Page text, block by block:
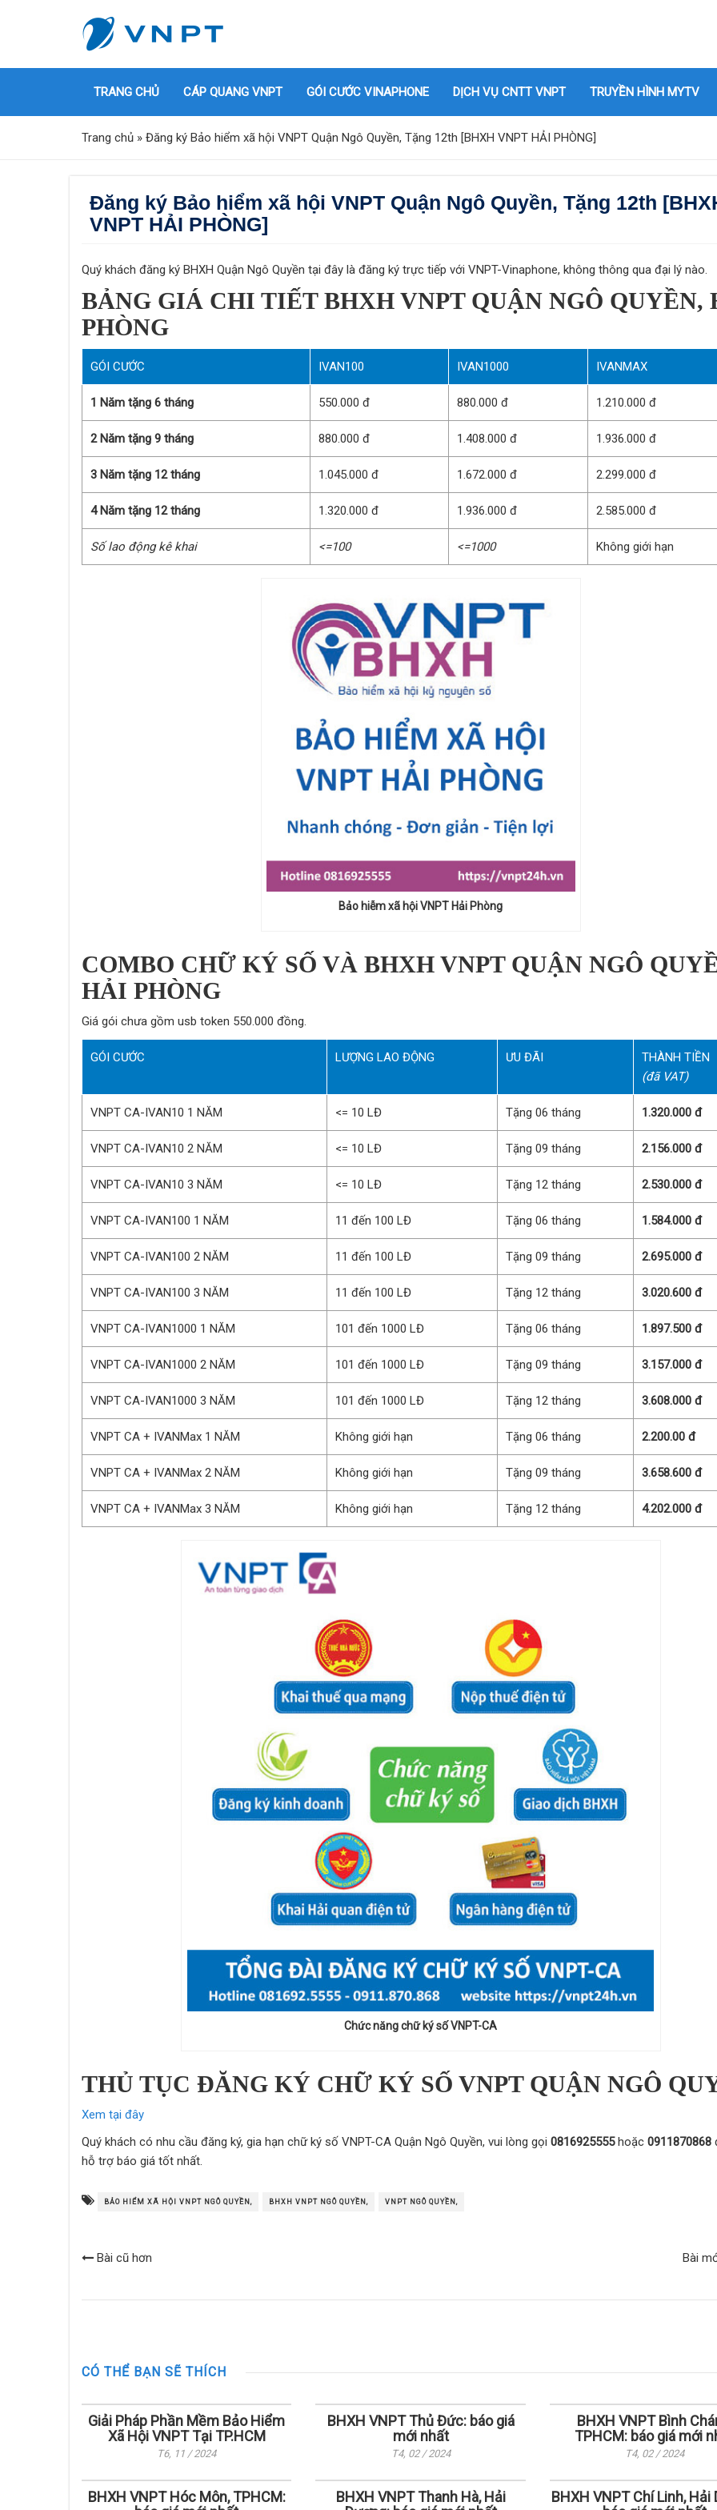
TRANG CHỦ CÁP QUANG VNPT GÓI CƯỚC VINAPHONE DỊCH VỤ CNTT VNPT TRUYỀN HÌNH MYTV
Trang chủ » Đăng ký Bảo hiểm xã hội VNPT Quận Ngô Quyền, Tặng 12th [BHXH VNPT HẢI PHÒNG]
Đăng ký Bảo hiểm xã hội VNPT Quận Ngô Quyền, Tặng 12th
VNPT HẢI PHÒNG]
Quý khách đăng ký BHXH Quận Ngô Quyền tại đây là đăng ký trực tiếp với VNPT-Vinaphone, không thông qua đại lý nào.
BẢNG GIÁ CHI TIẾT BHXH VNPT QUẬN NGÔ QUYỀN,
PHÒNG
GÓI CƯỚC IVAN100 IVAN1000 IVANMAX
1 Năm tặng 6 tháng 550.000 đ 880.000 đ 1.210.000 đ
2 Năm tặng 9 tháng 880.000 đ 1.408.000 đ 1.936.000 đ
3 Năm tặng 12 tháng 1.045.000 đ 1.672.000 đ 2.299.000 đ
4 Năm tặng 12 tháng 1.320.000 đ 1.936.000 đ 2.585.000 đ
Số lao động kê khai <=100 <=1000 Không giới hạn
Bảo hiễm xã hội VNPT Hải Phòng
COMBO CHỮ KÝ SỐ VÀ BHXH VNPT QUẬN NGÔ
HẢI PHÒNG
Giá gói chưa gồm usb token 550.000 đồng.
GÓI CƯỚC LƯỢNG LAO ĐỘNG ƯU ĐÃI
THÀNH TIỀN
(đã VAT)
VNPT CA-IVAN10 1 NĂM <= 10 LĐ Tặng 06 tháng 1.320.000 đ
VNPT CA-IVAN10 2 NĂM <= 10 LĐ Tặng 09 tháng 2.156.000 đ
VNPT CA-IVAN10 3 NĂM <= 10 LĐ Tặng 12 tháng 2.530.000 đ
VNPT CA-IVAN100 1 NĂM 11 đến 100 LĐ Tặng 06 tháng 1.584.000 đ
VNPT CA-IVAN100 2 NĂM 11 đến 100 LĐ Tặng 09 tháng 2.695.000 đ
VNPT CA-IVAN100 3 NĂM 11 đến 100 LĐ Tặng 12 tháng 3.020.600 đ
VNPT CA-IVAN1000 1 NĂM 101 đến 1000 LĐ Tặng 06 tháng 1.897.500 đ
VNPT CA-IVAN1000 2 NĂM 101 đến 1000 LĐ Tặng 09 tháng 3.157.000 đ
VNPT CA-IVAN1000 3 NĂM 101 đến 1000 LĐ Tặng 12 tháng 3.608.000 đ
VNPT CA + IVANMax 1 NĂM Không giới hạn Tặng 06 tháng 2.200.00 đ
VNPT CA + IVANMax 2 NĂM Không giới hạn Tặng 09 tháng 3.658.600 đ
VNPT CA + IVANMax 3 NĂM Không giới hạn Tặng 12 tháng 4.202.000 đ
Chức năng chữ ký số VNPT-CA
THỦ TỤC ĐĂNG KÝ CHỮ KÝ SỐ VNPT QUẬN NGÔ
Xem tại đây
Quý khách có nhu cầu đăng ký, gia hạn chữ ký số VNPT-CA Quận Ngô Quyền, vui lòng gọi 0816925555hoặc 0911870868
hỗ trợ báo giá tốt nhất.
BẢO HIỂM XÃ HỘI VNPT NGÔ QUYỀN, BHXH VNPT NGÔ QUYỀN, VNPT NGÔ QUYỀN,
Bài cũ hơn Bài
CÓ THỂ BẠN SẼ THÍCH
Giải Pháp Phần Mềm Bảo Hiểm
Xã Hội VNPT Tại TP.HCM
T6, 11 / 2024
BHXH VNPT Thủ Đức: báo giá
mới nhất
T4, 02 / 2024
BHXH VNPT Bình
TPHCM: báo giá mới
T4, 02 / 2024
BHXH VNPT Hóc Môn, TPHCM:
BHXH VNPT Thanh Hà, Hải
BHXH VNPT Chí Linh, Hải